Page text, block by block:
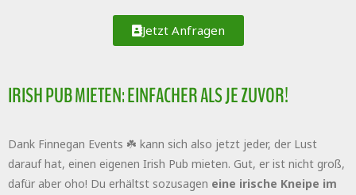
Jetzt Anfragen
IRISH PUB MIETEN: EINFACHER ALS JE ZUVOR!
Dank Finnegan Events ☘️ kann sich also jetzt jeder, der Lust
darauf hat, einen eigenen Irish Pub mieten. Gut, er ist nicht groß,
dafür aber oho! Du erhältst sozusagen eine irische Kneipe im